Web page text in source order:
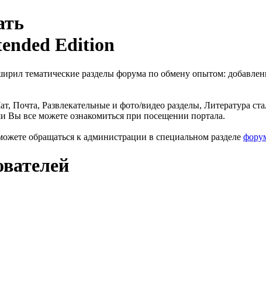
Edition
тематические разделы форума по обмену опытом:
Почта, Развлекательные и фото/видео разделы, Литература
Вы все можете ознакомиться при посещении портала.
обращаться к администрации в специальном разделе